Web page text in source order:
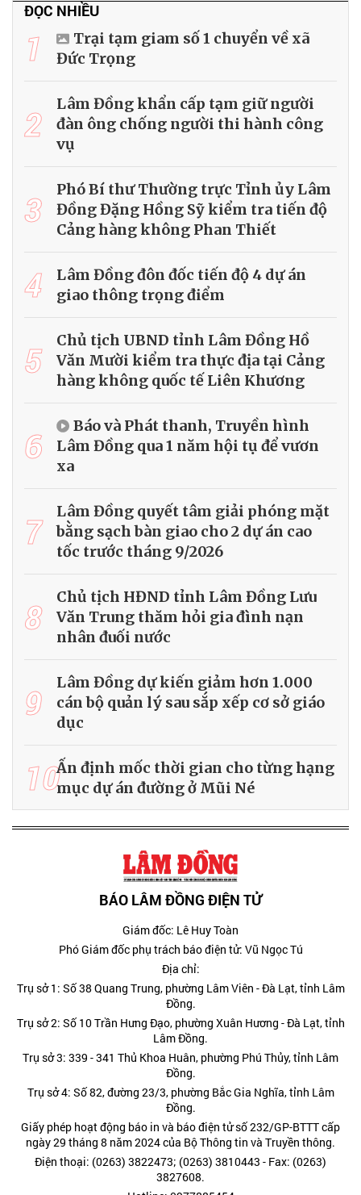
ĐỌC NHIỀU
1
Trại tạm giam số 1 chuyển về xã
Đức Trọng
2
Lâm Đồng khẩn cấp tạm giữ người
đàn ông chống người thi hành công
vụ
3
Phó Bí thư Thường trực Tỉnh ủy Lâm
Đồng Đặng Hồng Sỹ kiểm tra tiến độ
Cảng hàng không Phan Thiết
4
Lâm Đồng đôn đốc tiến độ 4 dự án
giao thông trọng điểm
5
Chủ tịch UBND tỉnh Lâm Đồng Hồ
Văn Mười kiểm tra thực địa tại Cảng
hàng không quốc tế Liên Khương
6
Báo và Phát thanh, Truyền hình
Lâm Đồng qua 1 năm hội tụ để vươn
xa
7
Lâm Đồng quyết tâm giải phóng mặt
bằng sạch bàn giao cho 2 dự án cao
tốc trước tháng 9/2026
8
Chủ tịch HĐND tỉnh Lâm Đồng Lưu
Văn Trung thăm hỏi gia đình nạn
nhân đuối nước
9
Lâm Đồng dự kiến giảm hơn 1.000
cán bộ quản lý sau sắp xếp cơ sở giáo
dục
10Ấn định mốc thời gian cho từng hạng
mục dự án đường ở Mũi Né
BÁO LÂM ĐỒNG ĐIỆN TỬ
Giám đốc: Lê Huy Toàn
Phó Giám đốc phụ trách báo điện tử: Vũ Ngọc Tú
Địa chỉ:
Trụ sở 1: Số 38 Quang Trung, phường Lâm Viên - Đà Lạt, tỉnh Lâm
Đồng.
Trụ sở 2: Số 10 Trần Hưng Đạo, phường Xuân Hương - Đà Lạt, tỉnh
Lâm Đồng.
Trụ sở 3: 339 - 341 Thủ Khoa Huân, phường Phú Thủy, tỉnh Lâm
Đồng.
Trụ sở 4: Số 82, đường 23/3, phường Bắc Gia Nghĩa, tỉnh Lâm
Đồng.
Giấy phép hoạt động báo in và báo điện tử số 232/GP-BTTT cấp
ngày 29 tháng 8 năm 2024 của Bộ Thông tin và Truyền thông.
Điện thoại: (0263) 3822473; (0263) 3810443 - Fax: (0263)
3827608.